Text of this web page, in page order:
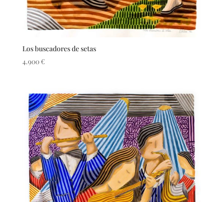
Los buscadores de setas
4.900 €